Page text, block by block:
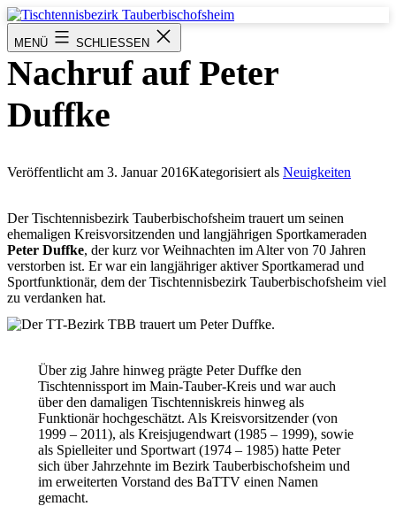
Zum
Inhalt
springen
Tischtennisbezirk
Tauberbischofsheim
MENÜ SCHLIESSEN
Nachruf auf Peter
Duffke
Veröffentlicht am 3. Januar 2016Kategorisiert als Neuigkeiten
Der Tischtennisbezirk Tauberbischofsheim trauert um seinen
ehemaligen Kreisvorsitzenden und langjährigen Sportkameraden
Peter Duffke, der kurz vor Weihnachten im Alter von 70 Jahren
verstorben ist. Er war ein langjähriger aktiver Sportkamerad und
Sportfunktionär, dem der Tischtennisbezirk Tauberbischofsheim viel
zu verdanken hat.
Über zig Jahre hinweg prägte Peter Duffke den
Tischtennissport im Main-Tauber-Kreis und war auch
über den damaligen Tischtenniskreis hinweg als
Funktionär hochgeschätzt. Als Kreisvorsitzender (von
1999 – 2011), als Kreisjugendwart (1985 – 1999), sowie
als Spielleiter und Sportwart (1974 – 1985) hatte Peter
sich über Jahrzehnte im Bezirk Tauberbischofsheim und
im erweiterten Vorstand des BaTTV einen Namen
gemacht.